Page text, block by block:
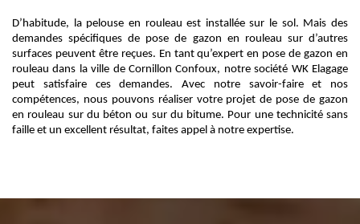
D’habitude, la pelouse en rouleau est installée sur le sol. Mais des
demandes spécifiques de pose de gazon en rouleau sur d’autres
surfaces peuvent être reçues. En tant qu’expert en pose de gazon en
rouleau dans la ville de Cornillon Confoux, notre société WK Elagage
peut satisfaire ces demandes. Avec notre savoir-faire et nos
compétences, nous pouvons réaliser votre projet de pose de gazon
en rouleau sur du béton ou sur du bitume. Pour une technicité sans
faille et un excellent résultat, faites appel à notre expertise.